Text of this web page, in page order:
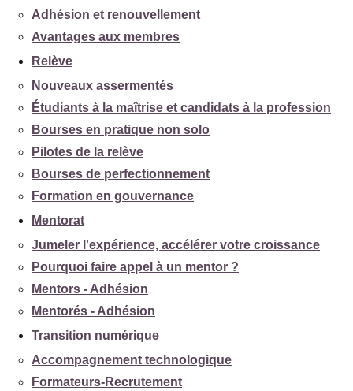
Adhésion et renouvellement
Avantages aux membres
Relève
Nouveaux assermentés
Étudiants à la maîtrise et candidats à la profession
Bourses en pratique non solo
Pilotes de la relève
Bourses de perfectionnement
Formation en gouvernance
Mentorat
Jumeler l'expérience, accélérer votre croissance
Pourquoi faire appel à un mentor ?
Mentors - Adhésion
Mentorés - Adhésion
Transition numérique
Accompagnement technologique
Formateurs-Recrutement